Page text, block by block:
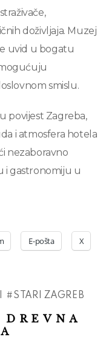
doživljaja. Muzej
uvid u bogatu
smislu.
povijest Zagreba,
i atmosfera hotela
nezaboravno
i gastronomiju u
E-pošta X
STARI ZAGREB
DREVNA